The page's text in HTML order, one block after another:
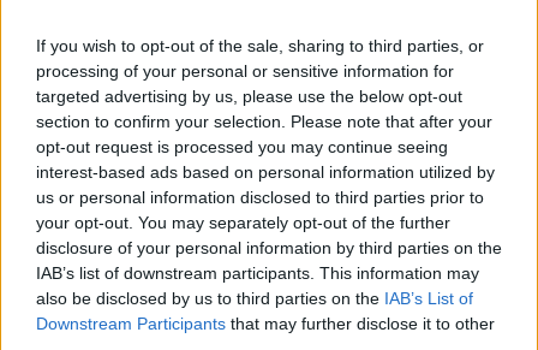
If you wish to opt-out of the sale, sharing to third parties, or
processing of your personal or sensitive information for
targeted advertising by us, please use the below opt-out
section to confirm your selection. Please note that after your
opt-out request is processed you may continue seeing
interest-based ads based on personal information utilized by
us or personal information disclosed to third parties prior to
your opt-out. You may separately opt-out of the further
disclosure of your personal information by third parties on the
IAB’s list of downstream participants. This information may
also be disclosed by us to third parties on the IAB’s List of
Downstream Participants that may further disclose it to other
denaro ai presenti e annotando le somme ricevute su una
cartellina.
Coadiuvati dagli addetti alla vigilanza, i Carabinieri della Stazione
Bologna Navile hanno intercettato i presunti responsabili, 14
rumeni (tra cui tre minorenni) di età compresa tra i 16 e i 47 anni
e sequestrato le cartelline che si portavano appresso, all’interno
delle quali c’erano delle stampe di carta, formato A4, riportanti il
simbolo dei disabili, la Bandiera Italiana e un logo con la scritta
“Tourisme & Handicaps” seguito dalla dicitura “CERTIFICATO